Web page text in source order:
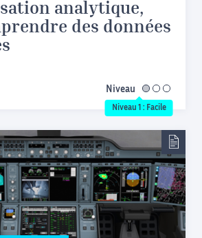
analytique,
des données
Niveau facile
Niveau 1 : Facile